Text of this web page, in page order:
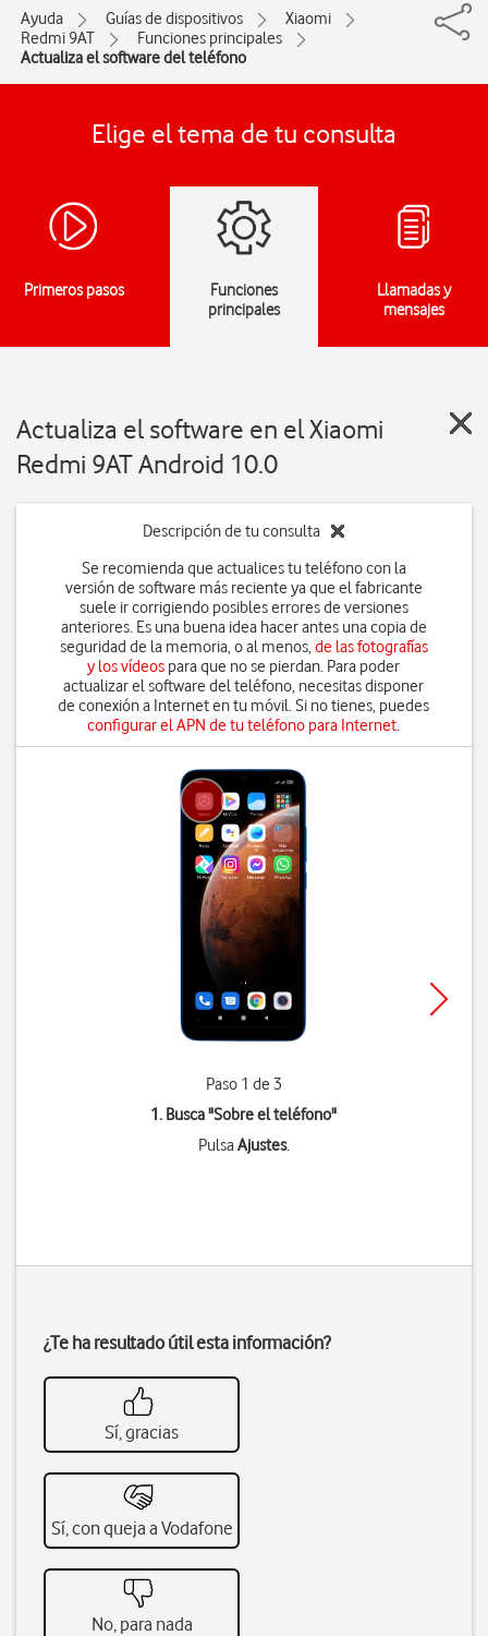
Ayuda Guías de dispositivos
Xiaomi
Redmi 9AT
Funciones principales
Actualiza el software del teléfono
Elige el tema de tu consulta
Primeros pasos
Funciones
principales
Llamadas y
mensajes
Actualiza el software en el Xiaomi
Redmi 9AT Android 10.0
Descripción de tu consulta
Se recomienda que actualices tu teléfono con la
versión de software más reciente ya que el fabricante
suele ir corrigiendo posibles errores de versiones
anteriores. Es una buena idea hacer antes una copia de
seguridad de la memoria, o al menos,de las fotografías
y los vídeos para que no se pierdan. Para poder
actualizar el software del teléfono, necesitas disponer
de conexión a Internet en tu móvil. Si no tienes, puedes
configurar el APN de tu teléfono para Internet.
Paso 1 de 3
1. Busca "Sobre el teléfono"
PulsaAjustes.
¿Te ha resultado útil esta información?
Sí, gracias
Sí, con queja a Vodafone
No, para nada